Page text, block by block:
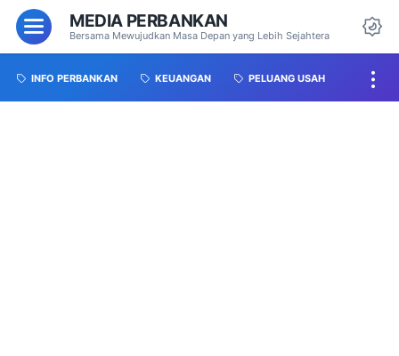
MEDIA PERBANKAN
Bersama Mewujudkan Masa Depan yang Lebih Sejahtera
INFO PERBANKAN KEUANGAN PELUANG USAH